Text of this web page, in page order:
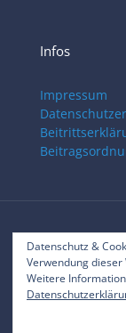
Infos
Impressum
Datenschutz &
Verwendung dieser
Weitere